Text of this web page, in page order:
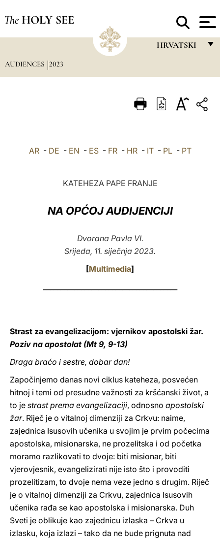
The HOLY SEE
HRVATSKI
ITALIANO
POLSKI
中文
AUDIENCES 2023
AR- DE - EN - ES- FR- HR- IT- PL- PT
KATEHEZA PAPE FRANJE
NA OPĆOJ AUDIJENCIJI
Dvorana Pavla VI.
Srijeda, 11. siječnja 2023.
[Multimedia]
Strast za evangelizacijom: vjernikov apostolski žar.
Poziv na apostolat (Mt 9, 9-13)
Draga braćo i sestre, dobar dan!
Započinjemo danas novi ciklus kateheza, posvećen
hitnoj i temi od presudne važnosti za kršćanski život, a
to je strast prema evangelizaciji, odnosno apostolski
žar. Riječ je o vitalnoj dimenziji za Crkvu: naime,
zajednica Isusovih učenika u svojim je prvim počecima
apostolska, misionarska, ne prozelitska i od početka
moramo razlikovati to dvoje: biti misionar, biti
vjerovjesnik, evangelizirati nije isto što i provoditi
prozelitizam, to dvoje nema veze jedno s drugim. Riječ
je o vitalnoj dimenziji za Crkvu, zajednica Isusovih
učenika rađa se kao apostolska i misionarska. Duh
Sveti je oblikuje kao zajednicu izlaska – Crkva u
izlasku, koja izlazi – tako da ne bude prignuta nad